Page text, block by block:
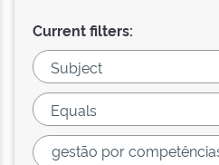
Current filters: